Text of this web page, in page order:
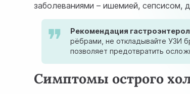
заболеваниями – ишемией, сепсисом,
Рекомендация
рёбрами, не откладывайте УЗИ
позволяет предотвратить
Симптомы острого